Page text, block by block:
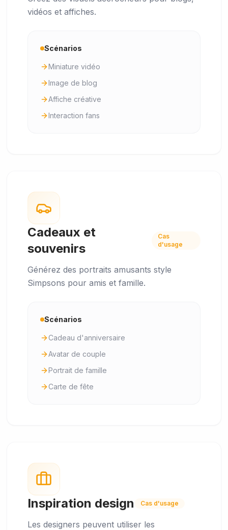
vidéos et affiches.
Scénarios
Miniature vidéo
Image de blog
Affiche créative
Interaction fans
Cadeaux et
souvenirs
Cas
d'usage
Générez des portraits amusants style
Simpsons pour amis et famille.
Scénarios
Cadeau d'anniversaire
Avatar de couple
Portrait de famille
Carte de fête
Inspiration design Cas d'usage
Les designers peuvent utiliser les